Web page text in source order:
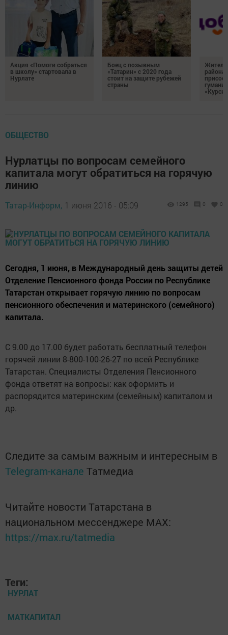
Акция «Помоги собраться
в школу» стартовала в
Нурлате
Боец с позывным
«Татарин» с 2020 года
стоит на защите рубежей
страны
района
ОБЩЕСТВО
Нурлатцы по вопросам семейного
капитала могут обратиться на горячую
линию
Татар-Информ, 1 июня 2016 - 05:09 1295 0 0
Сегодня, 1 июня, в Международный день защиты детей
Отделение Пенсионного фонда России по Республике
Татарстан открывает горячую линию по вопросам
пенсионного обеспечения и материнского (семейного)
капитала.
С 9.00 до 17.00 будет работать бесплатный телефон
горячей линии 8-800-100-26-27 по всей Республике
Татарстан. Специалисты Отделения Пенсионного
фонда ответят на вопросы: как оформить и
распорядится материнским (семейным) капиталом и
др.
Следите за самым важным и интересным в
Telegram-канале Татмедиа
Читайте новости Татарстана в
национальном мессенджере MАХ:
https://max.ru/tatmedia
Теги:
НУРЛАТ
МАТКАПИТАЛ